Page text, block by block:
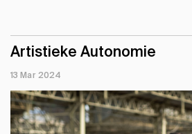
Artistieke Autonomie
13 Mar 2024